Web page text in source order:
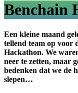
Benchain
Een kleine maand
tellend team op voor
Hackathon. We
neer te zetten, maar
bedenken dat we de
slepen…